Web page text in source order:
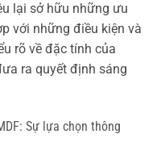
lại sở hữu những ưu
với những điều kiện và
rõ về đặc tính của
ra quyết định sáng
Sự lựa chọn thông